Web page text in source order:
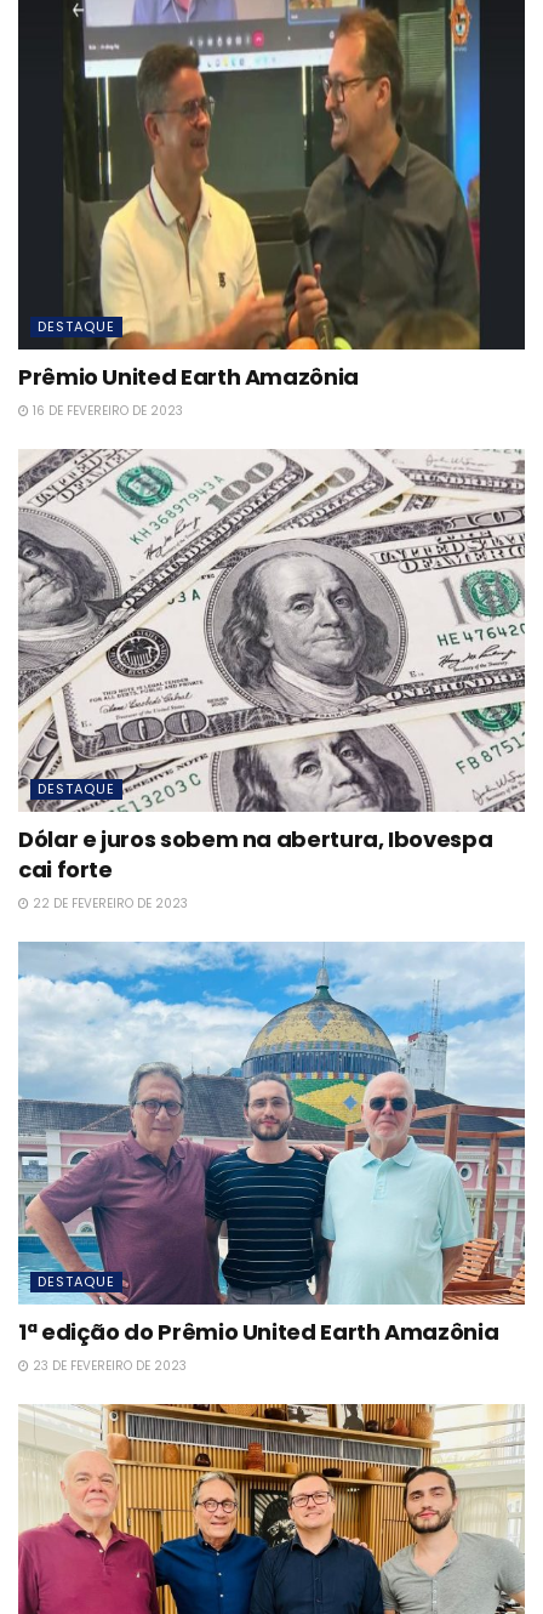
DESTAQUE
Prêmio United Earth Amazônia
16 DE FEVEREIRO DE 2023
DESTAQUE
Dólar e juros sobem na abertura, Ibovespa
cai forte
22 DE FEVEREIRO DE 2023
DESTAQUE
1ª edição do Prêmio United Earth Amazônia
23 DE FEVEREIRO DE 2023